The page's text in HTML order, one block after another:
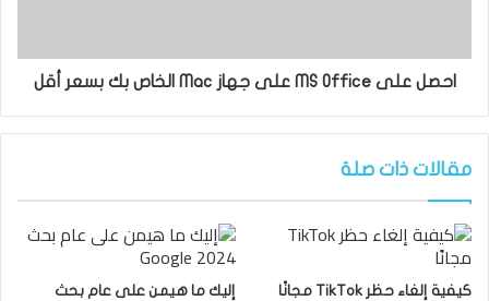
احصل على MS Office على جهاز Mac الخاص بك بسعر أقل
مقالات ذات صلة
كيفية إلغاء حظر TikTok مجانًا
إليك ما هيمن على عام بحث